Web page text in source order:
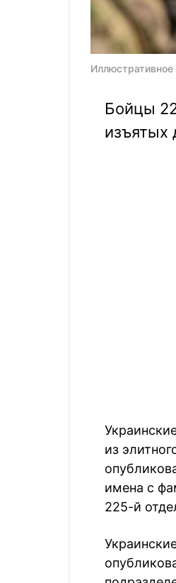
Бойцы
изъятых
из
имена с
225-й